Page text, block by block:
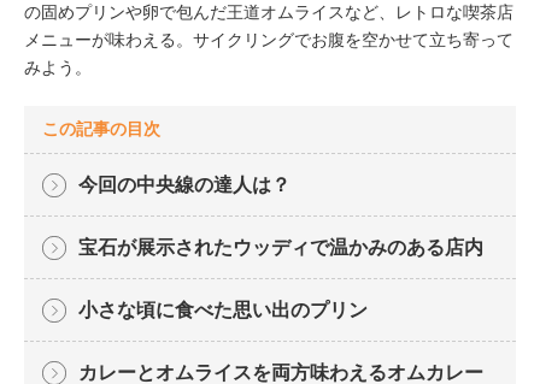
の固めプリンや卵で包んだ王道オムライスなど、レトロな喫茶店
メニューが味わえる。サイクリングでお腹を空かせて立ち寄って
みよう。
この記事の目次
今回の中央線の達人は？
宝石が展示されたウッディで温かみのある店内
小さな頃に食べた思い出のプリン
カレーとオムライスを両方味わえるオムカレー